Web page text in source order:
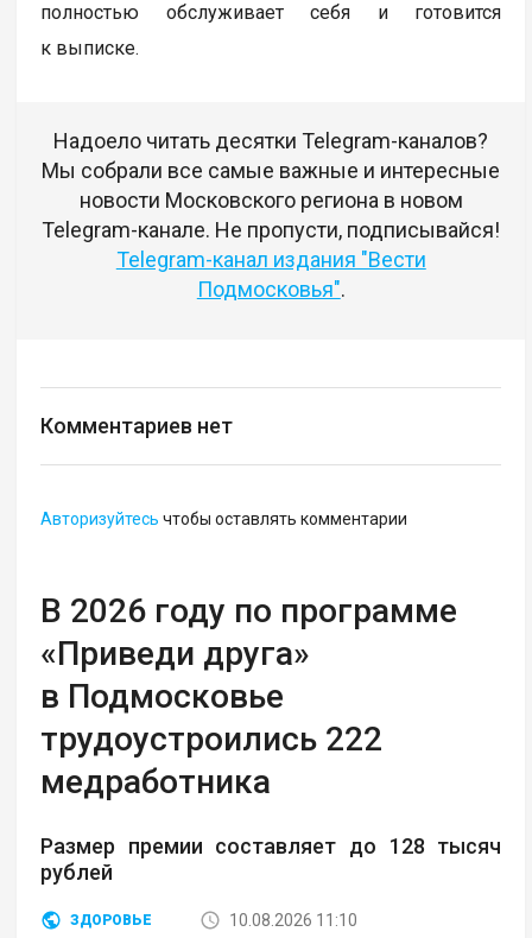
полностью обслуживает себя и готовится
к выписке.
Надоело читать десятки Telegram-каналов?
Мы собрали все самые важные и интересные
новости Московского региона в новом
Telegram-канале. Не пропусти, подписывайся!
Telegram-канал издания "Вести
Подмосковья".
Комментариев нет
Авторизуйтесь чтобы оставлять комментарии
В 2026 году по программе
«Приведи друга»
в Подмосковье
трудоустроились 222
медработника
Размер премии составляет до 128 тысяч
рублей
ЗДОРОВЬЕ
10.08.2026 11:10